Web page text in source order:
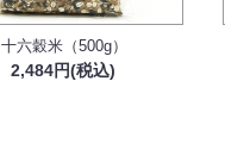
十六穀米（500g）
2,484円(税込)